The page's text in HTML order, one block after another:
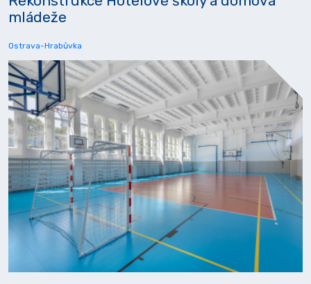
mládeže
Ostrava-Hrabůvka